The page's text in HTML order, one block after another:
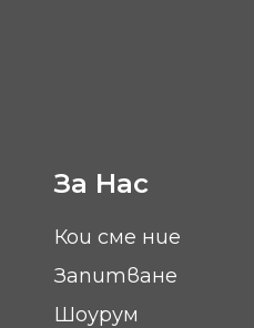
За Нас
Кои сме ние
Запитване
Шоурум